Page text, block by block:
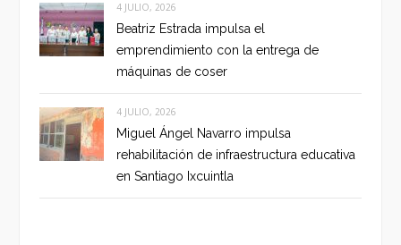
4 JULIO, 2026
Beatriz Estrada impulsa el
emprendimiento con la entrega de
máquinas de coser
4 JULIO, 2026
Miguel Ángel Navarro impulsa
rehabilitación de infraestructura educativa
en Santiago Ixcuintla